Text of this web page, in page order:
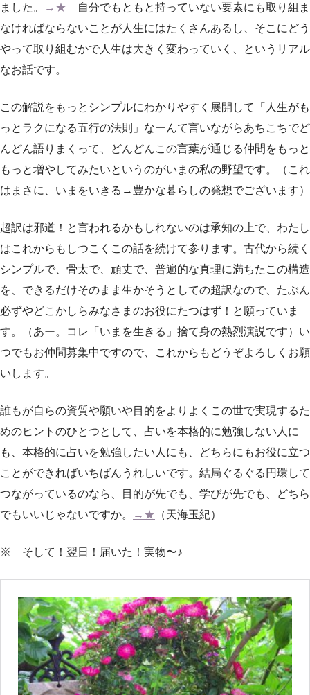
ました。
→★ 自分でもともと持っていない要素にも取り組ま
なければならないことが人生にはたくさんあるし、そこにどう
やって取り組むかで人生は大きく変わっていく、というリアル
なお話です。
この解説をもっとシンプルにわかりやすく展開して「人生がも
っとラクになる五行の法則」なーんて言いながらあちこちでど
んどん語りまくって、どんどんこの言葉が通じる仲間をもっと
もっと増やしてみたいというのがいまの私の野望です。（これ
はまさに、いまをいきる→豊かな暮らしの発想でございます）
超訳は邪道！と言われるかもしれないのは承知の上で、わたし
はこれからもしつこくこの話を続けて参ります。古代から続く
シンプルで、骨太で、頑丈で、普遍的な真理に満ちたこの構造
を、できるだけそのまま生かそうとしての超訳なので、たぶん
必ずやどこかしらみなさまのお役にたつはず！と願っていま
す。（あー。コレ「いまを生きる」捨て身の熱烈演説です）い
つでもお仲間募集中ですので、これからもどうぞよろしくお願
いします。
誰もが自らの資質や願いや目的をよりよくこの世で実現するた
めのヒントのひとつとして、占いを本格的に勉強しない人に
も、本格的に占いを勉強したい人にも、どちらにもお役に立つ
ことができればいちばんうれしいです。結局ぐるぐる円環して
つながっているのなら、目的が先でも、学びが先でも、どちら
でもいいじゃないですか。
→★ （天海玉紀）
※ そして！翌日！届いた！実物〜♪